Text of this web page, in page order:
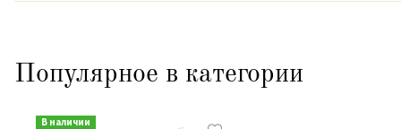
Популярное в категории
В наличии